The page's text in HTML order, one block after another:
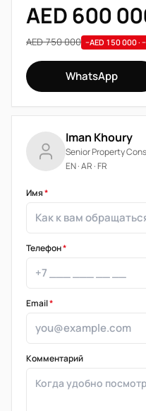
AED 600
AED 750 000 −AED 150 000 ·
WhatsApp
Iman Khoury
Senior Property
EN · AR · FR
Имя*
Телефон*
Email*
Комментарий